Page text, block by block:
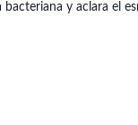
y aclara el